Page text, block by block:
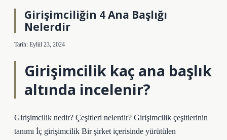
Girişimciliğin 4 Ana Başlığı
Nelerdir
Tarih: Eylül 23, 2024
Girişimcilik kaç ana başlık
altında incelenir?
Girişimcilik nedir? Çeşitleri nelerdir? Girişimcilik çeşitlerinin
tanımı İç girişimcilik Bir şirket içerisinde yürütülen